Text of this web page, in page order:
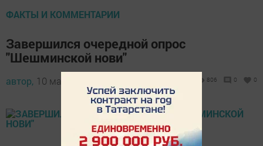
ФАКТЫ И КОММЕНТАРИИ
Завершился очередной опрос
"Шешминской нови"
автор, 10 марта 2014 - 17:09 806 0 0